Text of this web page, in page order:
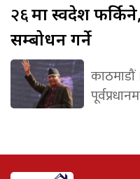
२६मा स्वदेश
सम्बोधन गर्ने
काठमाडौं